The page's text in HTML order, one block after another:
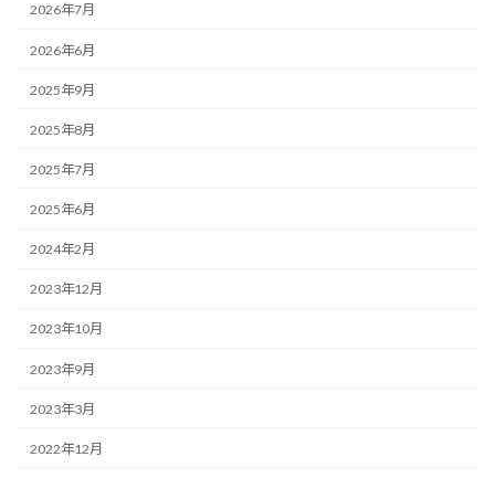
2026年7月
2026年6月
2025年9月
2025年8月
2025年7月
2025年6月
2024年2月
2023年12月
2023年10月
2023年9月
2023年3月
2022年12月